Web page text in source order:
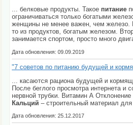
... белковые продукты. Такое питание
ограничиваться только богатыми
женщины не менее важен, чем железо.
то из продуктов, богатым железом.
занимается спортом, просто много
Дата обновления: 09.09.2019
"7 советов по питанию будущей и
... касаются рациона будущей и
После беглого просмотра интернета
нервной трубки. Витамин А
Кальций – строительный материал
Дата обновления: 25.12.2017